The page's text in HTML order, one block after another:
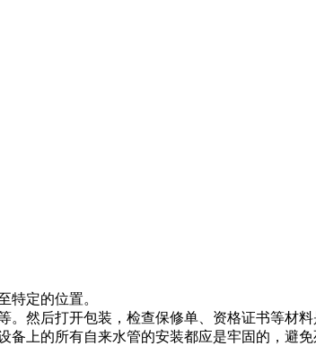
至特定的位置。
然后打开包装，检查保修单、资格证书等材
上的所有自来水管的安装都应是牢固的，